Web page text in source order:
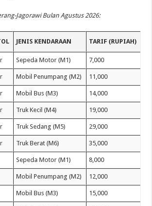
Jagorawi Bulan Agustus 2026:
JENIS KENDARAAN TARIF (RUPIAH)
Sepeda Motor (M1) 7,000
Mobil Penumpang (M2) 11,000
Mobil Bus (M3) 14,000
Truk Kecil (M4) 19,000
Truk Sedang (M5) 29,000
Truk Berat (M6) 35,000
Sepeda Motor (M1) 8,000
Mobil Penumpang (M2) 12,000
Mobil Bus (M3) 15,000